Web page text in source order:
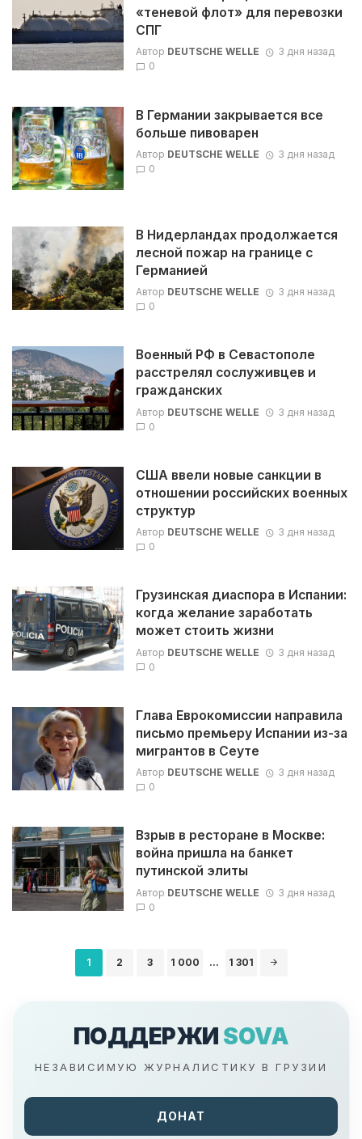
«теневой флот» для перевозки
СПГ
Автор DEUTSCHE WELLE
3 дня назад
0
В Германии закрывается все
больше пивоварен
Автор DEUTSCHE WELLE
3 дня назад
0
В Нидерландах продолжается
лесной пожар на границе с
Германией
Автор DEUTSCHE WELLE
3 дня назад
0
Военный РФ в Севастополе
расстрелял сослуживцев и
гражданских
Автор DEUTSCHE WELLE
3 дня назад
0
США ввели новые санкции в
отношении российских военных
структур
Автор DEUTSCHE WELLE
3 дня назад
0
Грузинская диаспора в Испании:
когда желание заработать
может стоить жизни
Автор DEUTSCHE WELLE
3 дня назад
0
Глава Еврокомиссии направила
письмо премьеру Испании из-за
мигрантов в Сеуте
Автор DEUTSCHE WELLE
3 дня назад
0
Взрыв в ресторане в Москве:
война пришла на банкет
путинской элиты
Автор DEUTSCHE WELLE
3 дня назад
0
Навигация
1 2 3 1 000 ... 1 301
ПОДДЕРЖИ SOVA
НЕЗАВИСИМУЮ ЖУРНАЛИСТИКУ В ГРУЗИИ
ДОНАТ